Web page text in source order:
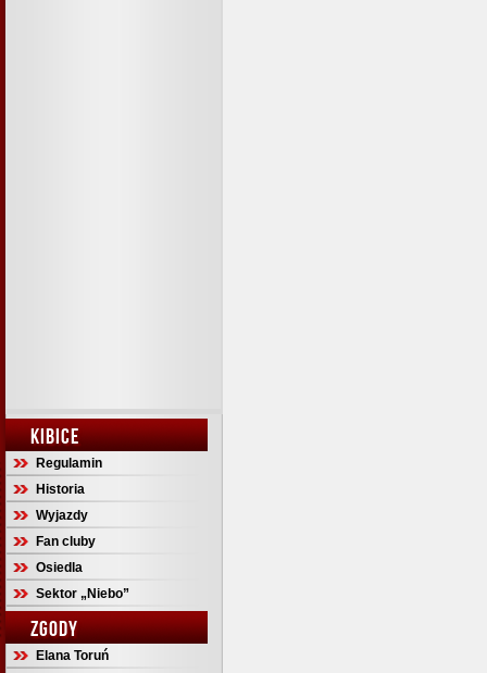
KIBICE
Regulamin
Historia
Wyjazdy
Fan cluby
Osiedla
Sektor „Niebo”
ZGODY
Elana Toruń